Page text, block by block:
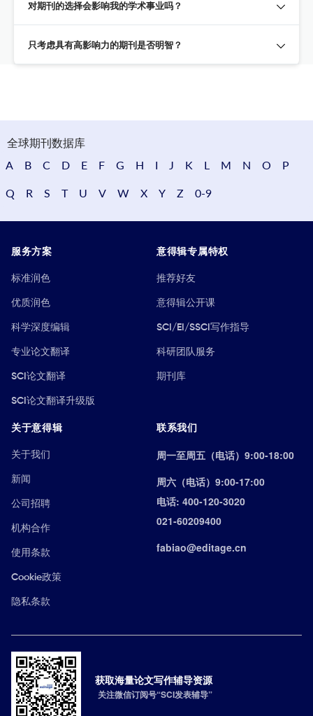
对期刊的选择会影响我的学术事业吗？
只考虑具有高影响力的期刊是否明智？
全球期刊数据库
A
B C D E F G H I J K L M N O P
Q R S T U V W X Y Z 0-9